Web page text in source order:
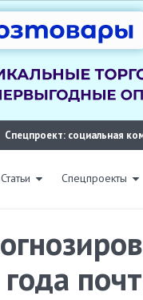
Спецпроект: социальная
Статьи Спецпроекты